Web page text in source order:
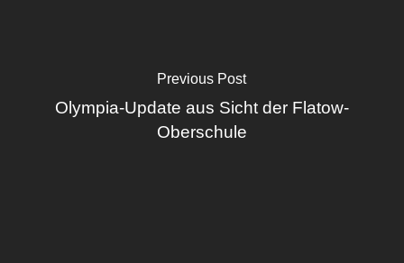
Previous Post
Olympia-Update aus Sicht der Flatow-
Oberschule